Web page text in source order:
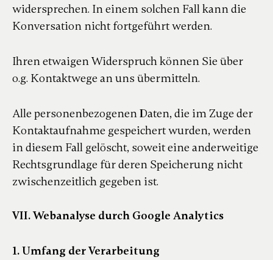
widersprechen. In einem solchen Fall kann die
Konversation nicht fortgeführt werden.
Ihren etwaigen Widerspruch können Sie über
o.g. Kontaktwege an uns übermitteln.
Alle personenbezogenen Daten, die im Zuge der
Kontaktaufnahme gespeichert wurden, werden
in diesem Fall gelöscht, soweit eine anderweitige
Rechtsgrundlage für deren Speicherung nicht
zwischenzeitlich gegeben ist.
VII. Webanalyse durch Google Analytics
1. Umfang der Verarbeitung